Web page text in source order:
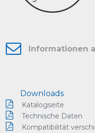
Informationen
Downloads
Katalogseite
Technische Daten
Kompatibilität